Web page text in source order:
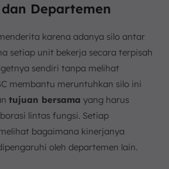
Departemen
karena adanya silo antar
setiap unit bekerja secara terpisah
sendiri tanpa melihat
membantu meruntuhkan silo ini
tujuan bersama yang harus
lintas fungsi. Setiap
bagaimana kinerjanya
oleh departemen lain.